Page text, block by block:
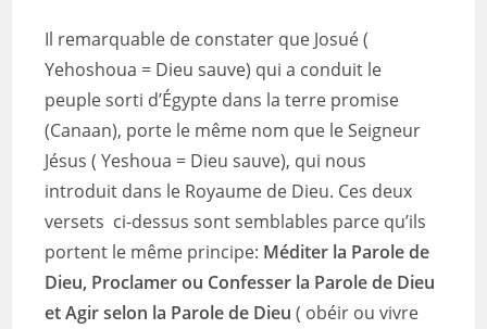
Il remarquable de constater que Josué (
Yehoshoua = Dieu sauve) qui a conduit le
peuple sorti d’Égypte dans la terre promise
(Canaan), porte le même nom que le Seigneur
Jésus ( Yeshoua = Dieu sauve), qui nous
introduit dans le Royaume de Dieu. Ces deux
versets ci-dessus sont semblables parce qu’ils
portent le même principe: Méditer la Parole de
Dieu, Proclamer ou Confesser la Parole de Dieu
et Agir selon la Parole de Dieu( obéir ou vivre